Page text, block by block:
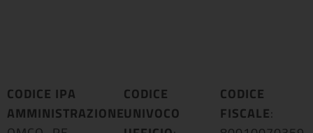
CODICE IPA
AMMINISTRAZIONE:
CODICE
UNIVOCO
CODICE
FISCALE: